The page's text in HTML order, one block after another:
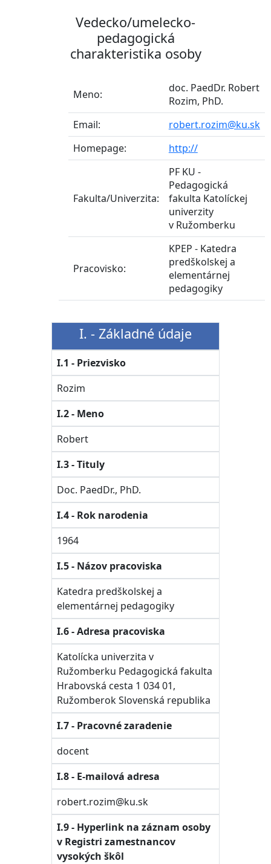
Vedecko/umelecko-
pedagogická
charakteristika osoby
Meno:
doc. PaedDr. Robert
Rozim, PhD.
Email:
robert.rozim@ku.sk
Homepage:
http://
Fakulta/Univerzita:
PF KU -
Pedagogická
fakulta Katolíckej
univerzity
v Ružomberku
Pracovisko:
KPEP - Katedra
predškolskej a
elementárnej
pedagogiky
I. - Základné údaje
I.1 - Priezvisko
Rozim
I.2 - Meno
Robert
I.3 - Tituly
Doc. PaedDr., PhD.
I.4 - Rok narodenia
1964
I.5 - Názov pracoviska
Katedra predškolskej a
elementárnej pedagogiky
I.6 - Adresa pracoviska
Katolícka univerzita v
Ružomberku Pedagogická fakulta
Hrabovská cesta 1 034 01,
Ružomberok Slovenská republika
I.7 - Pracovné zaradenie
docent
I.8 - E-mailová adresa
robert.rozim@ku.sk
I.9 - Hyperlink na záznam osoby
v Registri zamestnancov
vysokých škôl